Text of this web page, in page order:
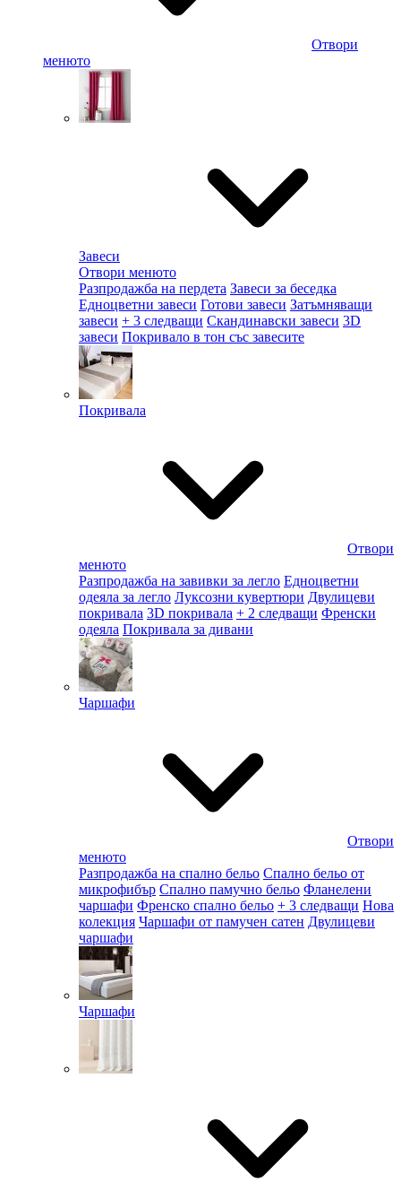
Отвори
менюто
Завеси
Отвори менюто
Разпродажба на пердета Завеси за беседка
Едноцветни завеси Готови завеси Затъмняващи
завеси + 3 следващи Скандинавски завеси 3D
завеси Покривало в тон със завесите
Покривала
Отвори
менюто
Разпродажба на завивки за легло Едноцветни
одеяла за легло Луксозни кувертюри Двулицеви
покривала 3D покривала + 2 следващи Френски
одеяла Покривала за дивани
Чаршафи
Отвори
менюто
Разпродажба на спално бельо Спално бельо от
микрофибър Спално памучно бельо Фланелени
чаршафи Френско спално бельо + 3 следващи Нова
колекция Чаршафи от памучен сатен Двулицеви
чаршафи
Чаршафи